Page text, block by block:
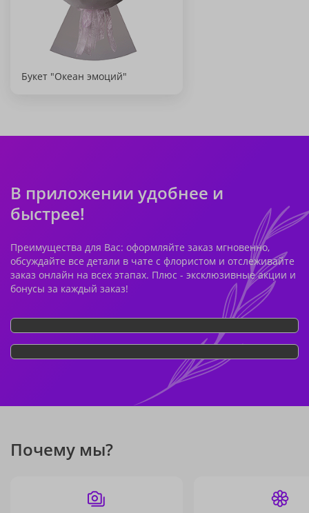
Букет "Океан эмоций"
В приложении удобнее и
быстрее!
Преимущества для Вас: оформляйте заказ мгновенно,
обсуждайте все детали в чате с флористом и отслеживайте
заказ онлайн на всех этапах. Плюс - эксклюзивные акции и
бонусы за каждый заказ!
Почему мы?